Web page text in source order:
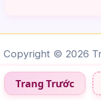
Trang Trước
Copyright © 2026
Giọng Nữ Siêu
truyện 18+,